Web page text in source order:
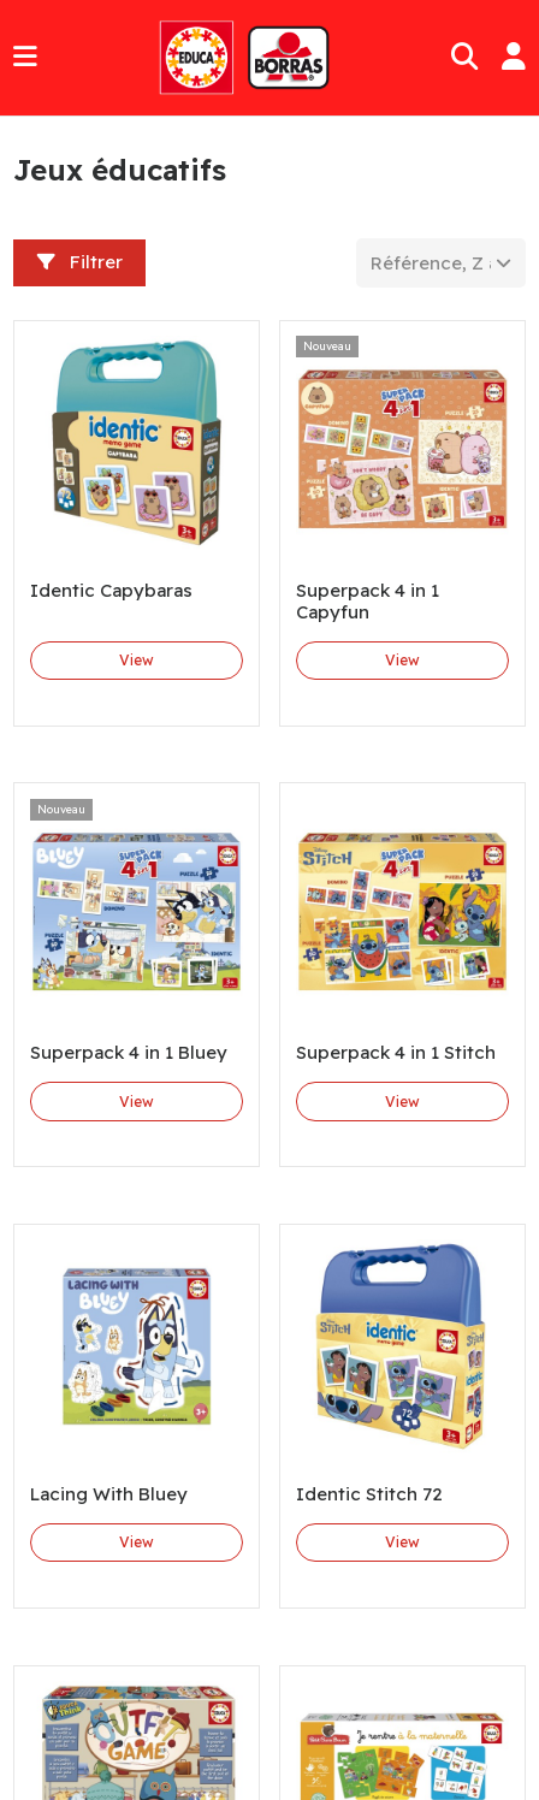
Jeux éducatifs
Filtrer Référence, Z à A
Identic Capybaras
View
Nouveau
Superpack 4 in 1
Capyfun
View
Nouveau
Superpack 4 in 1 Bluey
View
Superpack 4 in 1 Stitch
View
Lacing With Bluey
View
Identic Stitch 72
View